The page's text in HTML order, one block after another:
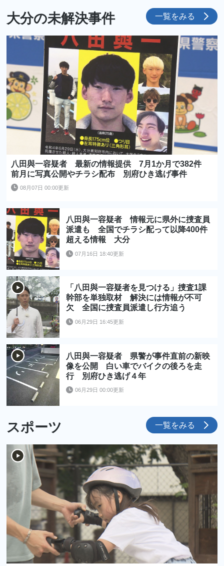
大分の未解決事件 一覧をみる
八田與一容疑者 最新の情報提供 7月1か月で382件
前月に写真公開やチラシ配布 別府ひき逃げ事件
08月07日 00:00更新
八田與一容疑者 情報元に県外に捜査員
派遣も 全国でチラシ配って以降400件
超える情報 大分
07月16日 18:40更新
「八田與一容疑者を見つける」捜査1課
幹部を単独取材 解決には情報が不可
欠 全国に捜査員派遣し行方追う
06月29日 16:45更新
八田與一容疑者 県警が事件直前の新映
像を公開 白い車でバイクの後ろを走
行 別府ひき逃げ４年
06月29日 00:00更新
スポーツ 一覧をみる